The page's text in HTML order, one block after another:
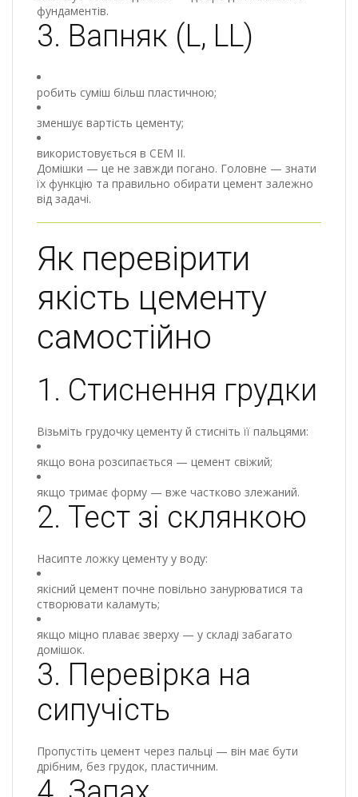
фундаментів.
3. Вапняк (L, LL)
робить суміш більш пластичною;
зменшує вартість цементу;
використовується в CEM II.
Домішки — це не завжди погано. Головне — знати
їх функцію та правильно обирати цемент залежно
від задачі.
Як перевірити
якість цементу
самостійно
1. Стиснення грудки
Візьміть грудочку цементу й стисніть її пальцями:
якщо вона розсипається — цемент свіжий;
якщо тримає форму — вже частково злежаний.
2. Тест зі склянкою
Насипте ложку цементу у воду:
якісний цемент почне повільно занурюватися та
створювати каламуть;
якщо міцно плаває зверху — у складі забагато
домішок.
3. Перевірка на
сипучість
Пропустіть цемент через пальці — він має бути
дрібним, без грудок, пластичним.